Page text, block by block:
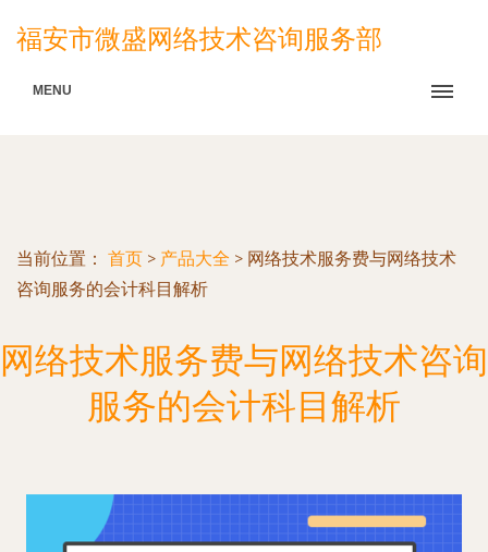
福安市微盛网络技术咨询服务部
MENU
当前位置： 首页 > 产品大全 > 网络技术服务费与网络技术
咨询服务的会计科目解析
网络技术服务费与网络技术咨询
服务的会计科目解析